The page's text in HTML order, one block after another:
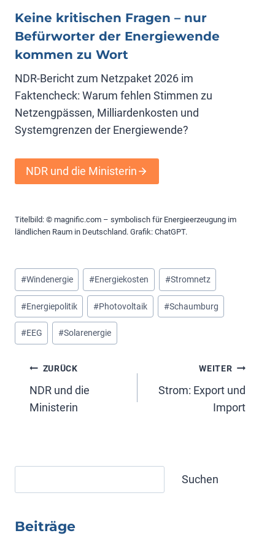
Keine kritischen Fragen – nur
Befürworter der Energiewende
kommen zu Wort
NDR-Bericht zum Netzpaket 2026 im
Faktencheck: Warum fehlen Stimmen zu
Netzengpässen, Milliardenkosten und
Systemgrenzen der Energiewende?
NDR und die Ministerin
Titelbild: © magnific.com – symbolisch für Energieerzeugung im
ländlichen Raum in Deutschland. Grafik: ChatGPT.
Schlagworte:
#Windenergie #Energiekosten #Stromnetz
#Energiepolitik #Photovoltaik #Schaumburg
#EEG #Solarenergie
Beitragsnavigation
ZURÜCK
NDR und die
Ministerin
WEITER
Strom: Export und
Import
Suchen
Beiträge